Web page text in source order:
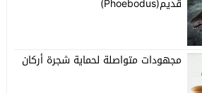
قديم(Phoebodus)
مجهودات متواصلة لحماية شجرة أركان